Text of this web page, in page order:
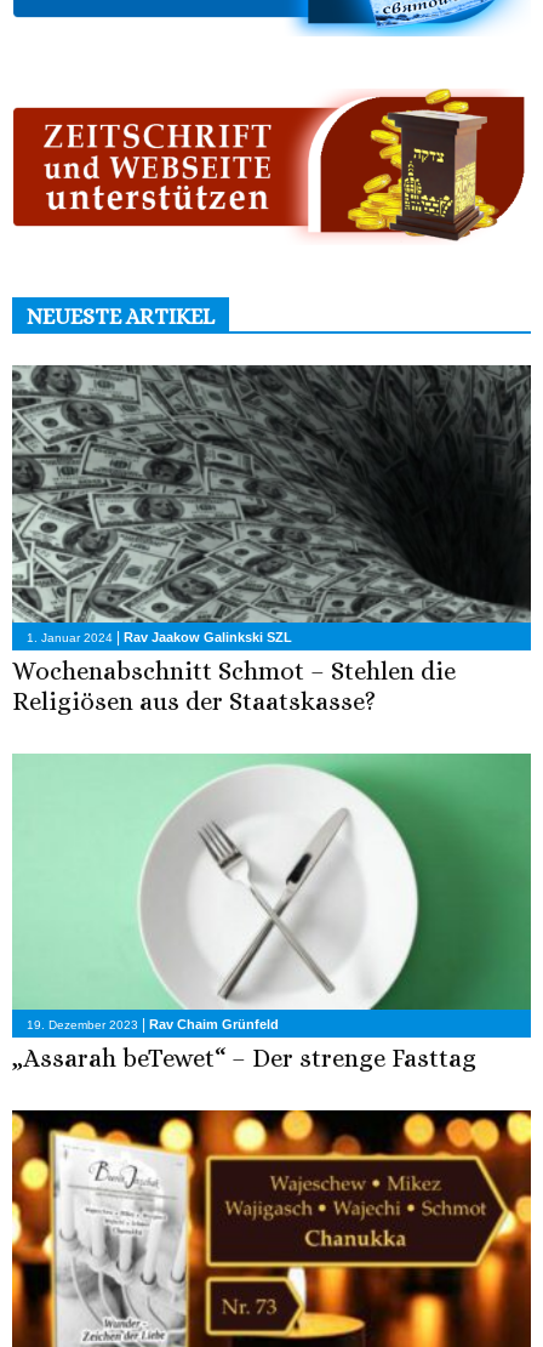
NEUESTE ARTIKEL
1. Januar 2024 | Rav Jaakow Galinkski SZL
Wochenabschnitt Schmot – Stehlen die
Religiösen aus der Staatskasse?
19. Dezember 2023 Rav Chaim Grünfeld
„Assarah beTewet“ – Der strenge Fasttag